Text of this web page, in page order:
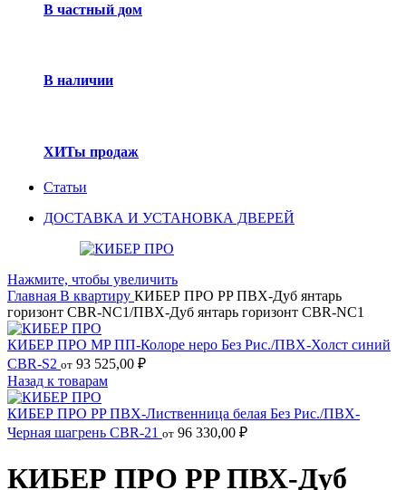
В частный дом
В наличии
ХИТы продаж
Статьи
ДОСТАВКА И УСТАНОВКА ДВЕРЕЙ
Нажмите, чтобы увеличить
Главная В квартиру КИБЕР ПРО PP ПВХ-Дуб янтарь
горизонт CBR-NC1/ПВХ-Дуб янтарь горизонт CBR-NC1
КИБЕР ПРО MP ПП-Колоре неро Без Рис./ПВХ-Холст синий
CBR-S2 от 93 525,00 ₽
Назад к товарам
КИБЕР ПРО PP ПВХ-Лиственница белая Без Рис./ПВХ-
Черная шагрень CBR-21 от 96 330,00 ₽
КИБЕР ПРО PP ПВХ-Дуб